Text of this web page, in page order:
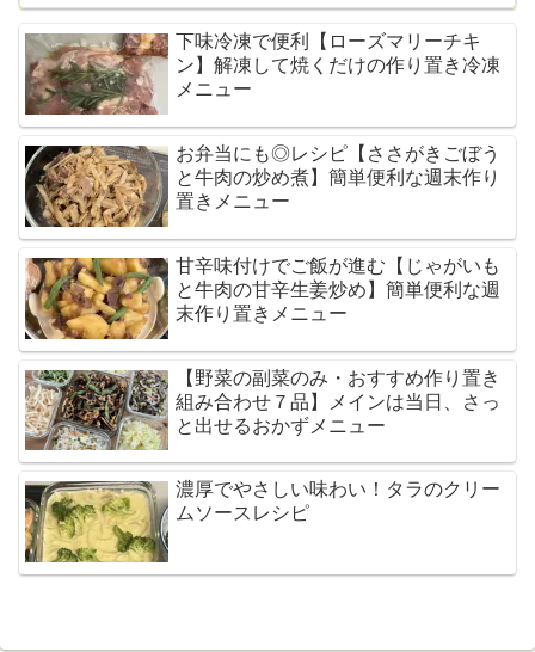
下味冷凍で便利【ローズマリーチキ
ン】解凍して焼くだけの作り置き冷凍
メニュー
お弁当にも◎レシピ【ささがきごぼう
と牛肉の炒め煮】簡単便利な週末作り
置きメニュー
甘辛味付けでご飯が進む【じゃがいも
と牛肉の甘辛生姜炒め】簡単便利な週
末作り置きメニュー
【野菜の副菜のみ・おすすめ作り置き
組み合わせ７品】メインは当日、さっ
と出せるおかずメニュー
濃厚でやさしい味わい！タラのクリー
ムソースレシピ